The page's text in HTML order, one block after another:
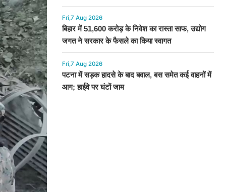
Fri,7 Aug 2026
बिहार में 51,600 करोड़ के निवेश का रास्ता साफ, उद्योग
जगत ने सरकार के फैसले का किया स्वागत
Fri,7 Aug 2026
पटना में सड़क हादसे के बाद बवाल, बस समेत कई वाहनों में
आग; हाईवे पर घंटों जाम